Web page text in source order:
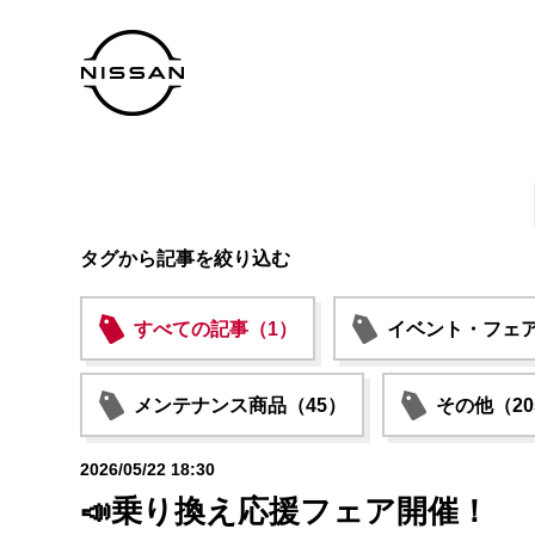
タグから記事を絞り込む
すべての記事（1） イベント・フェ
メンテナンス商品（45） その他（
2026/05/22 18:30
📣乗り換え応援フェア開催！